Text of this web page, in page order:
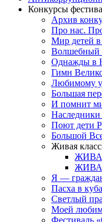
Конкурсы
Архив
Про нас.
Мир детей в
Волшебный
Однажды в
Гимн
Любимому
Большая
И помнит
Наследники
Поют дети
Большой
Живая
Я —
Пасха в
Светлый
Моей
Фестиваль